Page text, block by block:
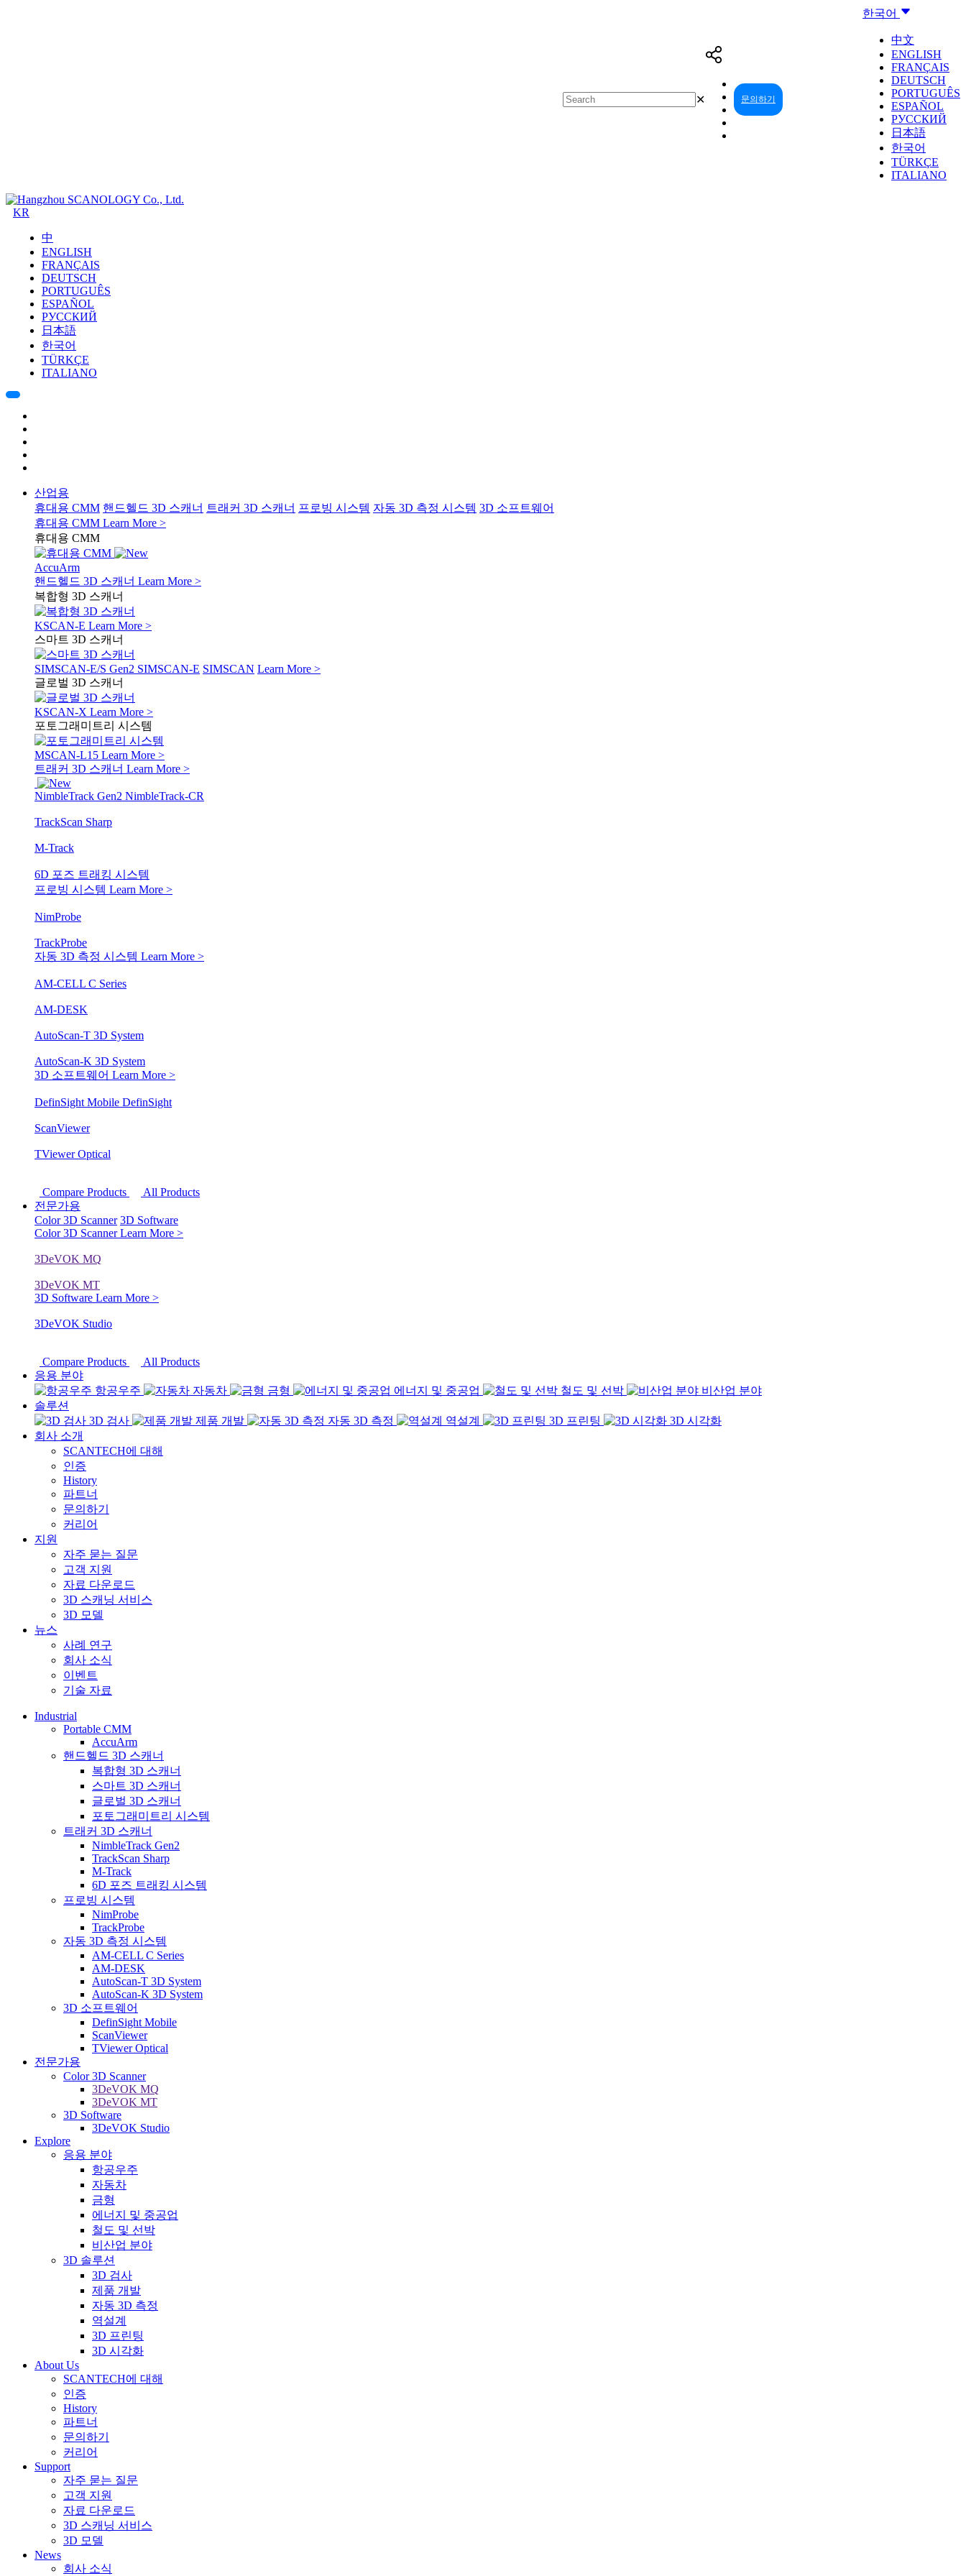
한국어
中文
ENGLISH
FRANÇAIS
DEUTSCH
PORTUGUÊS
ESPAÑOL
РУССКИЙ
日本語
한국어
TÜRKÇE
ITALIANO
문의하기
✕
KR
中
ENGLISH
FRANÇAIS
DEUTSCH
PORTUGUÊS
ESPAÑOL
РУССКИЙ
日本語
한국어
TÜRKÇE
ITALIANO
산업용
휴대용 CMM 핸드헬드 3D 스캐너 트래커 3D 스캐너 프로빙 시스템 자동 3D 측정 시스템 3D 소프트웨어
휴대용 CMM Learn More >
휴대용 CMM
AccuArm
핸드헬드 3D 스캐너 Learn More >
복합형 3D 스캐너
KSCAN-E Learn More >
스마트 3D 스캐너
SIMSCAN-E/S Gen2 SIMSCAN-E SIMSCAN Learn More >
글로벌 3D 스캐너
KSCAN-X Learn More >
포토그래미트리 시스템
MSCAN-L15 Learn More >
트래커 3D 스캐너 Learn More >
NimbleTrack Gen2 NimbleTrack-CR
TrackScan Sharp
M-Track
6D 포즈 트래킹 시스템
프로빙 시스템 Learn More >
NimProbe
TrackProbe
자동 3D 측정 시스템 Learn More >
AM-CELL C Series
AM-DESK
AutoScan-T 3D System
AutoScan-K 3D System
3D 소프트웨어 Learn More >
DefinSight Mobile DefinSight
ScanViewer
TViewer Optical
Compare Products
All Products
전문가용
Color 3D Scanner 3D Software
Color 3D ScannerLearn More >
3DeVOK MQ
3DeVOK MT
3D Software Learn More >
3DeVOK Studio
Compare Products
All Products
응용 분야
항공우주
자동차 금형 에너지 및 중공업 철도 및 선박
비산업 분야
솔루션
3D 검사
제품 개발 자동 3D 측정 역설계 3D 프린팅
3D 시각화
회사 소개
SCANTECH에 대해
인증
History
파트너
문의하기
커리어
지원
자주 묻는 질문
고객 지원
자료 다운로드
3D 스캐닝 서비스
3D 모델
뉴스
사례 연구
회사 소식
이벤트
기술 자료
Industrial
Portable CMM
AccuArm
핸드헬드 3D 스캐너
복합형 3D 스캐너
스마트 3D 스캐너
글로벌 3D 스캐너
포토그래미트리 시스템
트래커 3D 스캐너
NimbleTrack Gen2
TrackScan Sharp
M-Track
6D 포즈 트래킹 시스템
프로빙 시스템
NimProbe
TrackProbe
자동 3D 측정 시스템
AM-CELL C Series
AM-DESK
AutoScan-T 3D System
AutoScan-K 3D System
3D 소프트웨어
DefinSight Mobile
ScanViewer
TViewer Optical
전문가용
Color 3D Scanner
3DeVOK MQ
3DeVOK MT
3D Software
3DeVOK Studio
Explore
응용 분야
항공우주
자동차
금형
에너지 및 중공업
철도 및 선박
비산업 분야
3D 솔루션
3D 검사
제품 개발
자동 3D 측정
역설계
3D 프린팅
3D 시각화
About Us
SCANTECH에 대해
인증
History
파트너
문의하기
커리어
Support
자주 묻는 질문
고객 지원
자료 다운로드
3D 스캐닝 서비스
3D 모델
News
회사 소식